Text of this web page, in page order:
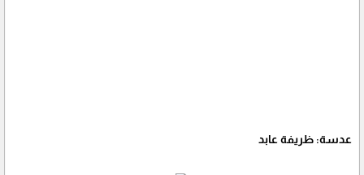
عدسة: ظريفة عابد